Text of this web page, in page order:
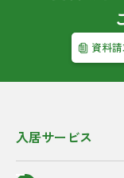
資料
入居サービス